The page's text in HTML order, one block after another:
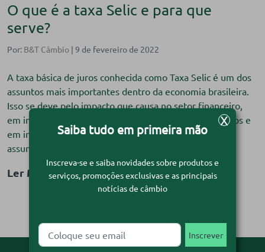
O que é a taxa Selic e para que
serve?
Por: B&T Câmbio | 9 de fevereiro de 2022
A taxa básica de juros conhecida como Taxa Selic é um dos
assuntos mais importantes dentro da economia brasileira.
Isso se deve pelo impacto que causa no setor financeiro,
em importações e exportações, nos preços de alimentos e
em investimentos. A Selic tem grande influência nos
assuntos que regem a economia. Mas o que é […]
Ler Matéria
X
Saiba tudo em primeira mão
Inscreva-se e saiba novidades sobre produtos e
serviços, promoções exclusivas e as principais
notícias de câmbio